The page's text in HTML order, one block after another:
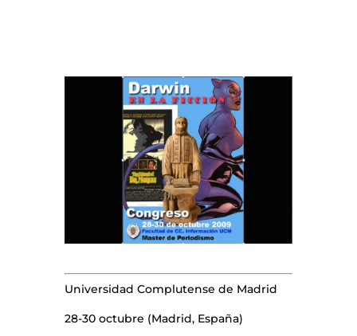
Universidad Complutense de Madrid
28-30 octubre (Madrid, España)